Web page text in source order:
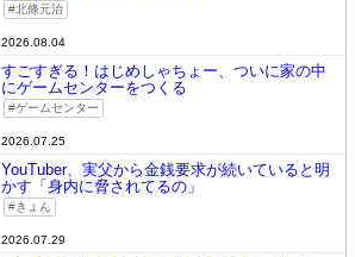
北條元治
2026.08.04
すごすぎる！はじめしゃちょー、ついに家の中
にゲームセンターをつくる
ゲームセンター
2026.07.25
YouTuber、実父から金銭要求が続いていると明
かす「身内に脅されてるの」
きょん
2026.07.29